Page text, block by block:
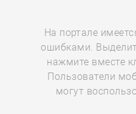
На портале
ошибками.
нажмите вместе
Пользователи
могут